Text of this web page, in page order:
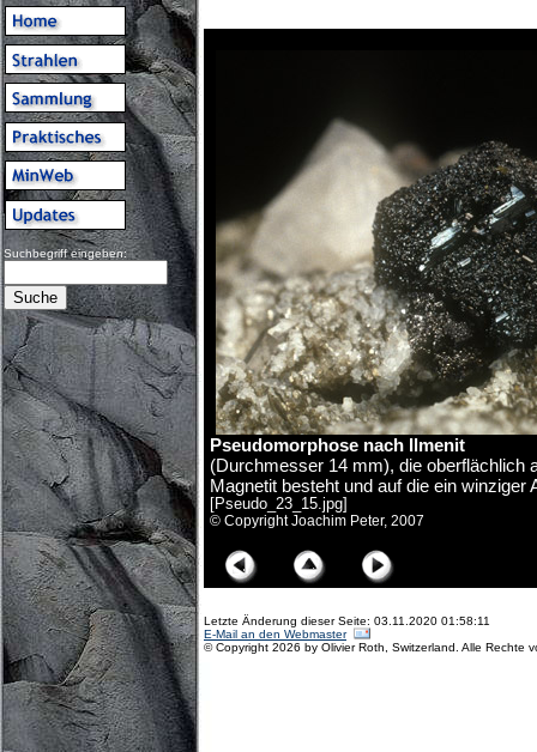
Suchbegriff eingeben:
Pseudomorphose nach Ilmenit
(Durchmesser 14 mm), die oberflächlich
Magnetit besteht und auf die ein winziger
[Pseudo_23_15.jpg]
© Copyright Joachim Peter, 2007
Letzte Änderung dieser Seite: 03.11.2020 01:58:11
E-Mail an den Webmaster
© Copyright 2026 by Olivier Roth, Switzerland. Alle Rechte